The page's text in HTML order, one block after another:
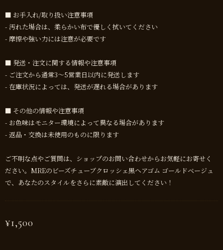
■ お手入れ/取り扱い注意事項
- 汚れた場合は、柔らかい布で優しく拭いてください
- 摩擦や強い力には注意が必要です
■ 発送・注文に関する情報や注意事項
- ご注文から通常3～5営業日以内に発送します
- 在庫状況によっては、発送が遅れる場合があります
■ その他の情報や注意事項
- お色味はモニター環境によって異なる場合があります
- 返品・交換は未使用のものに限ります
ご不明な点やご質問は、ショップのお問い合わせからお気軽にお寄せく
ださい。МREのビーズチューブクロッシェ黒ヘアゴム ゴールドベージュ
で、あなたのスタイルをさらに素敵に演出してください！
¥1,500